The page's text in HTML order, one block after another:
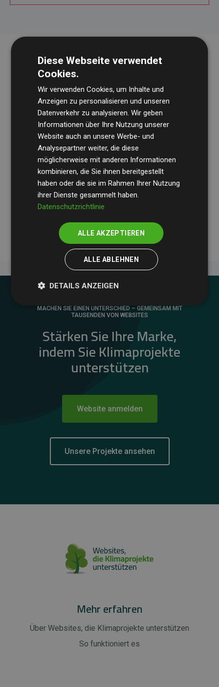
Die Wirtschaftsprüfungsgesellschaft BDOüberprüft
regelmäßig unsere Berechnungen und Methodik, um
Transparenz und Verlässlichkeit sicherzustellen.
Ihre Prüfungen belegen, dass unsere Investitionen in
Klimaschutzprojekte im Durchschnitt200 % der
geschätzten CO₂-Emissionender teilnehmenden
Websites kompensieren – ein klarer Nachweis für die
messbare Klimawirkung unseres Ansatzes.
MACHEN SIE EINEN UNTERSCHIED – GEMEINSAM MIT
TAUSENDEN VON WEBSITES
Stärken Sie Ihre Marke,
indem Sie Klimaprojekte
unterstützen
Website anmelden
Unsere Projekte ansehen
Mehr erfahren
Über Websites, die Klimaprojekte unterstützen
So funktioniert es
Diese Webseite verwendet
Cookies.
Wir verwenden Cookies, um Inhalte und
Anzeigen zu personalisieren und unseren
Datenverkehr zu analysieren. Wir geben
Informationen über Ihre Nutzung unserer
Website auch an unsere Werbe- und
Analysepartner weiter, die diese
möglicherweise mit anderen Informationen
kombinieren, die Sie ihnen bereitgestellt
haben oder die sie im Rahmen Ihrer Nutzung
ihrer Dienste gesammelt haben.
Datenschutzrichtlinie
ALLE AKZEPTIEREN
ALLE ABLEHNEN
DETAILS ANZEIGEN